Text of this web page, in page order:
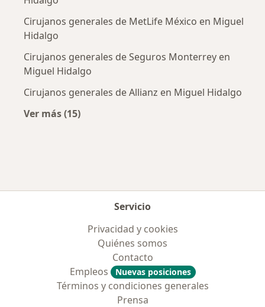
Cirujanos generales de MetLife México en Miguel
Hidalgo
Cirujanos generales de Seguros Monterrey en
Miguel Hidalgo
Cirujanos generales de Allianz en Miguel Hidalgo
Ver más (15)
Servicio
Privacidad y cookies
Quiénes somos
Contacto
Empleos
Nuevas posiciones
Términos y condiciones generales
Prensa